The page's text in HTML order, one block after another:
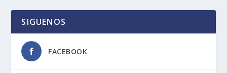
SIGUENOS
FACEBOOK